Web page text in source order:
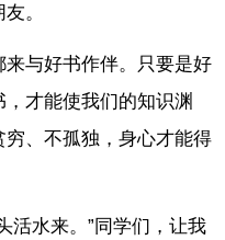
。
与好书作伴。只要是好
才能使我们的知识渊
、不孤独，身心才能得
活水来。”同学们，让我